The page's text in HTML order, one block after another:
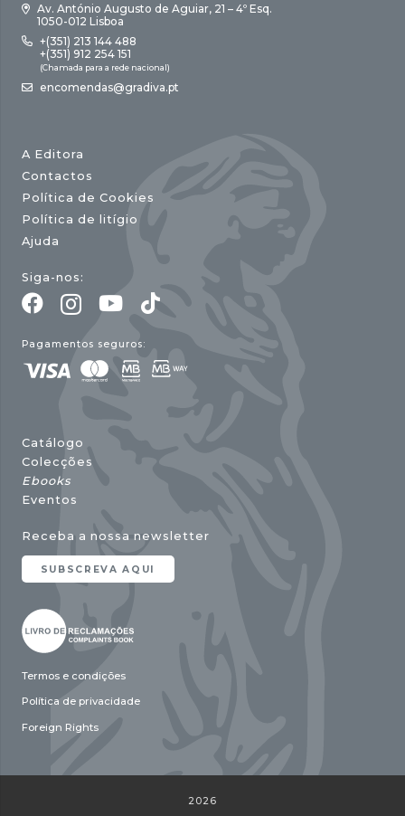
Av. António Augusto de Aguiar, 21 – 4º Esq.
1050-012 Lisboa
+(351) 213 144 488
+(351) 912 254 151
(Chamada para a rede nacional)
encomendas@gradiva.pt
A Editora
Contactos
Política de Cookies
Política de litígio
Ajuda
Siga-nos:
Pagamentos seguros:
Catálogo
Colecções
Ebooks
Eventos
Receba a nossa newsletter
SUBSCREVA AQUI
Termos e condições
Política de privacidade
Foreign Rights
2026